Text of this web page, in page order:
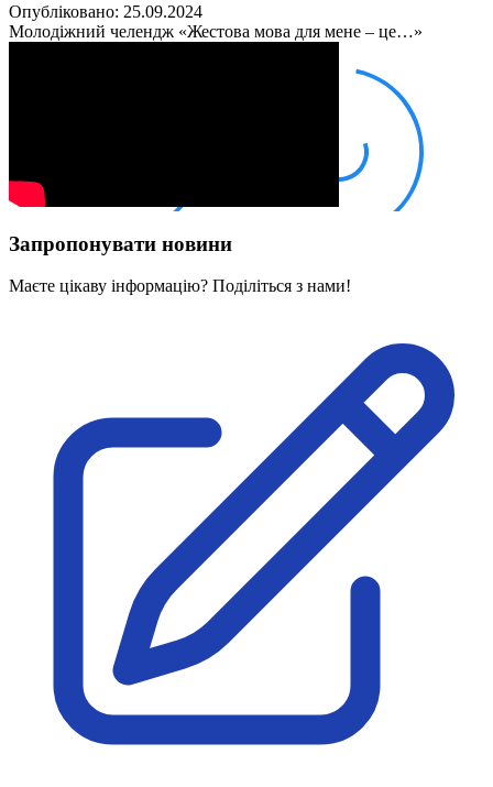
Кадрові зміни
Працевлаштування
Про глухих
Все про УТОГ: ваші права, послуги та підтримка:
Корисні інформаційні матеріали від Т. Ломакіної
Керівництво УТОГ
Всеукраїнська Рада ветеранів УТОГ
Всеукраїнська Рада перекладачів жестової
мови УТОГ
Всеукраїнська Рада директорів УТОГ
Всеукраїнська молодіжна Рада УТОГ
Молодіжні лідери УТОГ
Ветерани УТОГ
Мережа УТОГ
Підприємства УТОГ
Рекорди УТОГ
Видання УТОГ
Звіти
Посилання сторінок УТОГ
Контакти
Дошкільна освіта
Загальна освіта
Опубліковано: 25.09.2024
Молодіжний челендж «Жестова мова для мене – це…»
Запропонувати новини
Маєте цікаву інформацію? Поділіться з нами!